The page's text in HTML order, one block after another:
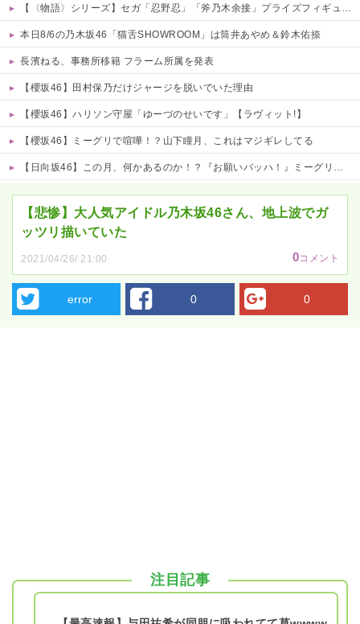
【〈物語〉シリーズ】セガ「忍野忍」「斧乃木余接」プライズフィギュア【彩色原型公開】
本日8/6の乃木坂46「猫舌SHOWROOM」は筒井あやめ＆鈴木佑捺
長濱ねる、事務所移籍 フラーム所属を発表
【櫻坂46】田村保乃だけジャージを脱いでいた理由
【櫻坂46】ハリソン守屋「ゆーづのせいです」【ラヴィット!】
【櫻坂46】ミーグリで喧嘩！？山下瞳月、これはマジギレしてる
【日向坂46】この月、何かあるのか！？『お願いバッハ！』ミーグリ日程がこちら
【悲惨】大人気アイドル乃木坂46さん、地上波でガ
ッツリ描いていた
2021/04/26/ 21:00 0コメント
error 0 0
注目記事